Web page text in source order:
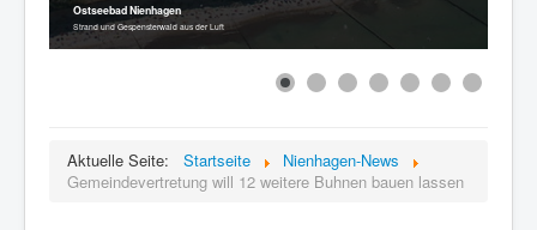
Ostseebad Nienhagen
Strand und Gespensterwald aus der Luft
Aktuelle Seite: Startseite
Nienhagen-News
Gemeindevertretung will 12 weitere Buhnen bauen lassen